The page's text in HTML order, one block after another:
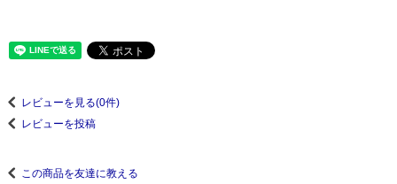
レビューを見る(0件)
レビューを投稿
この商品を友達に教える